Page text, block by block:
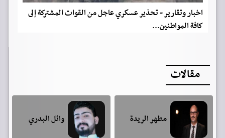
اخبار وتقارير - تحذير عسكري عاجل من القوات المشتركة إلى
كافة المواطنين...
مقالات
مطهر الريدة وائل البدري